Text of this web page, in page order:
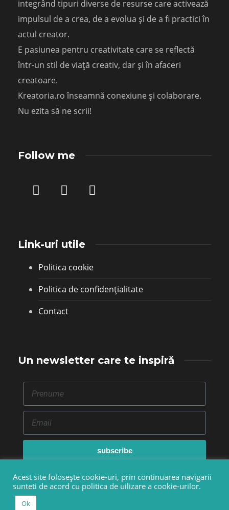
integrând tipuri diverse de resurse care activează
impulsul de a crea, de a evolua și de a fi practici în
actul creator.
E pasiunea pentru creativitate care se reflectă
într-un stil de viață creativ, dar și în afaceri
creatoare.
Kreatoria.ro înseamnă conexiune și colaborare.
Nu ezita să ne scrii!
Follow me
Link-uri utile
Politica cookie
Politica de confidențialitate
Contact
Un newsletter care te inspiră
subscribe
Acest site folosește cookie-uri, prin continuarea navigarii
sunteti de acord cu politica de uilizare a cookie-urilor.
Ok